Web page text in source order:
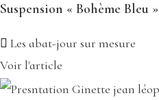
Suspension « Bohème Bleu »
Les abat-jour sur mesure
Voir l'article